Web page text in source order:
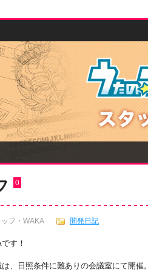
0
ッフ・WAKA 開発日記
す！
、日照条件に難ありの会議室にて開催。